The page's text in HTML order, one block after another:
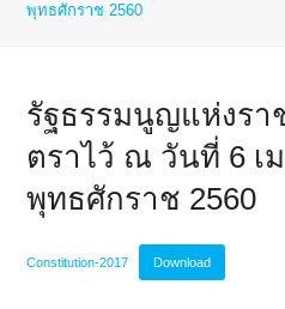
พุทธศักราช 2560
รัฐธรรมนูญแห่งรา
ตราไว้ ณ วันที่ 6 เ
พุทธศักราช 2560
Constitution-2017 Download